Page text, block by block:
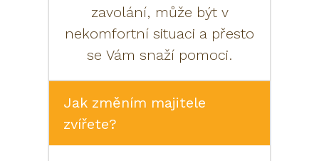
zavolání, může být v
nekomfortní situaci a přesto
se Vám snaží pomoci.
Jak změním majitele
zvířete?